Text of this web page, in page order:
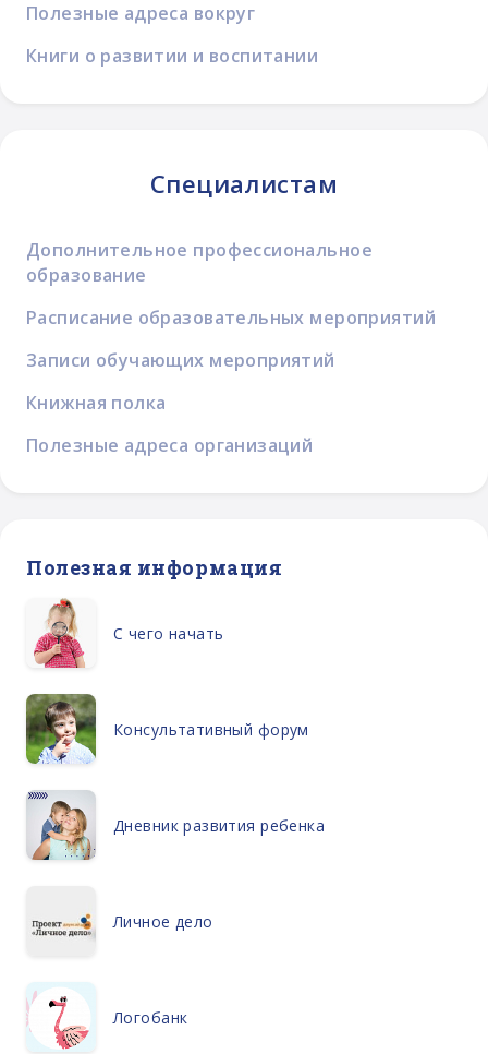
Полезные адреса вокруг
Книги о развитии и воспитании
Специалистам
Дополнительное профессиональное
образование
Расписание образовательных мероприятий
Записи обучающих мероприятий
Книжная полка
Полезные адреса организаций
Полезная информация
С чего начать
Консультативный форум
Дневник развития ребенка
Личное дело
Логобанк